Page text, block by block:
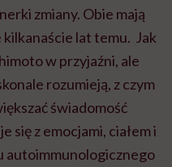
zmiany. Obie mają
lat temu. Jak
w przyjaźni, ale
rozumieją, z czym
świadomość
się z emocjami, ciałem i
autoimmunologicznego